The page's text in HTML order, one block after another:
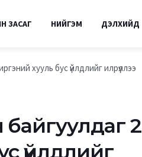
ЗАСАГ НИЙГЭМ ДЭЛХИЙД
хууль бус үйлдлийг илрүүллээ
2
үйлдлийг